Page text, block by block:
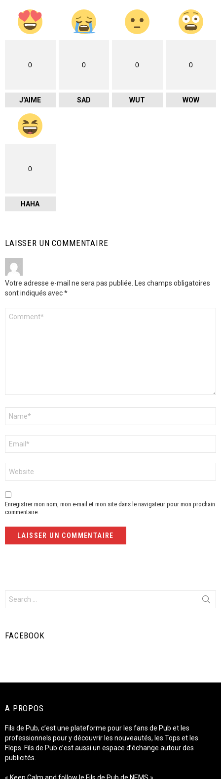
0
J'AIME
0
SAD
0
WUT
0
WOW
0
HAHA
LAISSER UN COMMENTAIRE
Votre adresse e-mail ne sera pas publiée. Les champs obligatoires
sont indiqués avec*
mail
*
web
Enregistrer mon nom, mon e-mail et mon site dans le navigateur pour mon prochain
commentaire.
for:
FACEBOOK
A PROPOS
Fils de Pub, c’est une plateforme pour les fans de Pub et les
professionnels pour y découvrir les nouveautés, les Tops et les
Flops. Fils de Pub c’est aussi un espace d’échange autour des
publicités.
« Keep Calm and follow le Fils de Pub de NEMS »